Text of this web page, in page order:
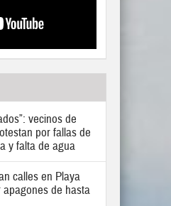
vecinos de
por fallas de
y falta de agua
calles en Playa
de hasta